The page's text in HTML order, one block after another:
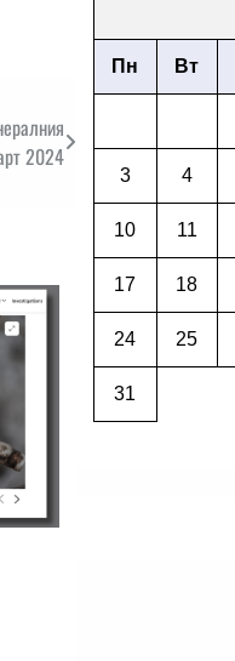
2024
Пн Вт
3 4
10 11
17 18
24 25
31